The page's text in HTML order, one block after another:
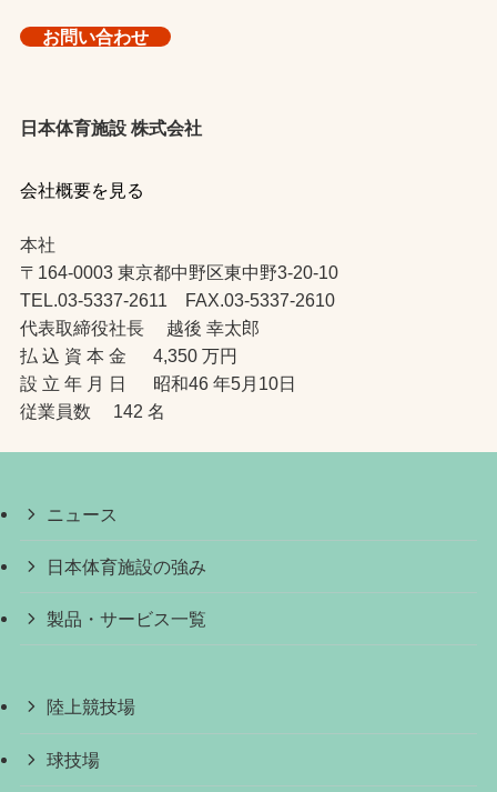
お問い合わせ
日本体育施設 株式会社
会社概要を見る
本社
〒164-0003 東京都中野区東中野3-20-10
TEL.03-5337-2611 FAX.03-5337-2610
代表取締役社長 越後 幸太郎
払 込 資 本 金 4,350 万円
設 立 年 月 日 昭和46 年5月10日
従業員数 142 名
ニュース
日本体育施設の強み
製品・サービス一覧
陸上競技場
球技場